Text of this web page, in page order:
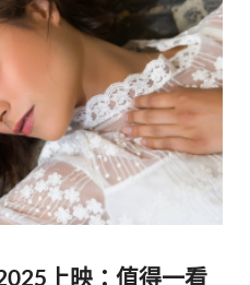
上映：值得一看